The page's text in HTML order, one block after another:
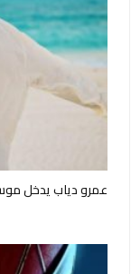
عمرو دياب يدخل